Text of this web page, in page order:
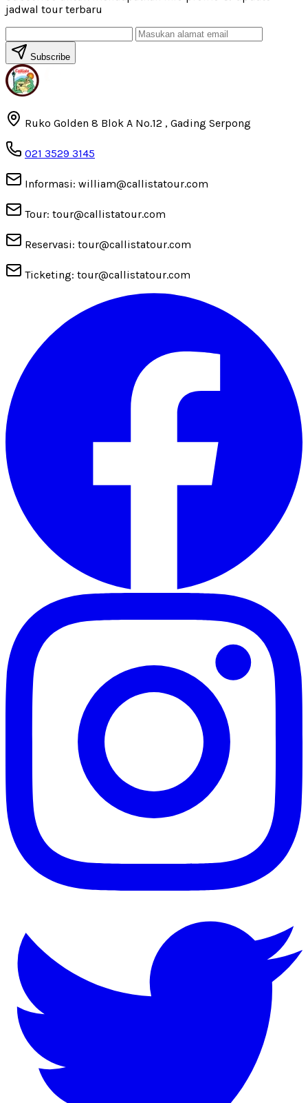
jadwal tour terbaru
Subscribe
Ruko Golden 8 Blok A No.12 , Gading Serpong
021 3529 3145
Informasi: william@callistatour.com
Tour: tour@callistatour.com
Reservasi: tour@callistatour.com
Ticketing: tour@callistatour.com